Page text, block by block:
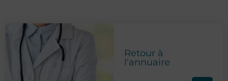
Retour à
l'annuaire